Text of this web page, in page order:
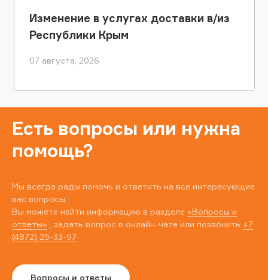
Изменение в услугах доставки в/из
Республики Крым
07 августа, 2026
Есть вопросы или нужна
помощь?
Мы всегда рады помочь и ответить на все интересующие
вас вопросы.
Вы можете найти информацию в разделе «Вопросы и
ответы» , задать вопрос в онлайн-чате или позвонить +7
(4872) 25-33-97
Вопросы и ответы